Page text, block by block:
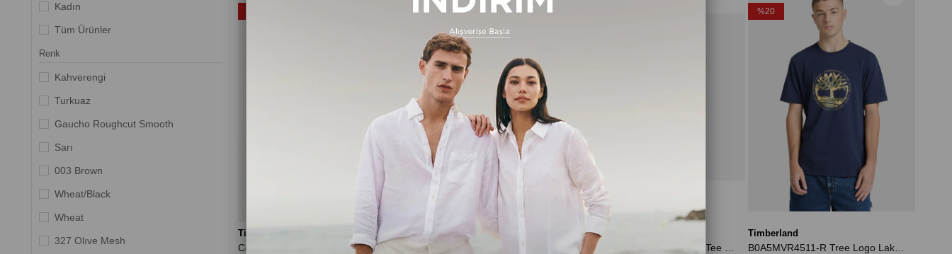
Kadın
Tüm Ürünler
Renk
Kahverengi
Turkuaz
Gaucho Roughcut Smooth
Sarı
003 Brown
Wheat/Black
Wheat
327 Olıve Mesh
Timberland Timberland
%20
Timberland Timberland
B0A5MVR4511-R Tree Logo Lake House Graphic Tee Erkek T-Shirt Lacivert
%20